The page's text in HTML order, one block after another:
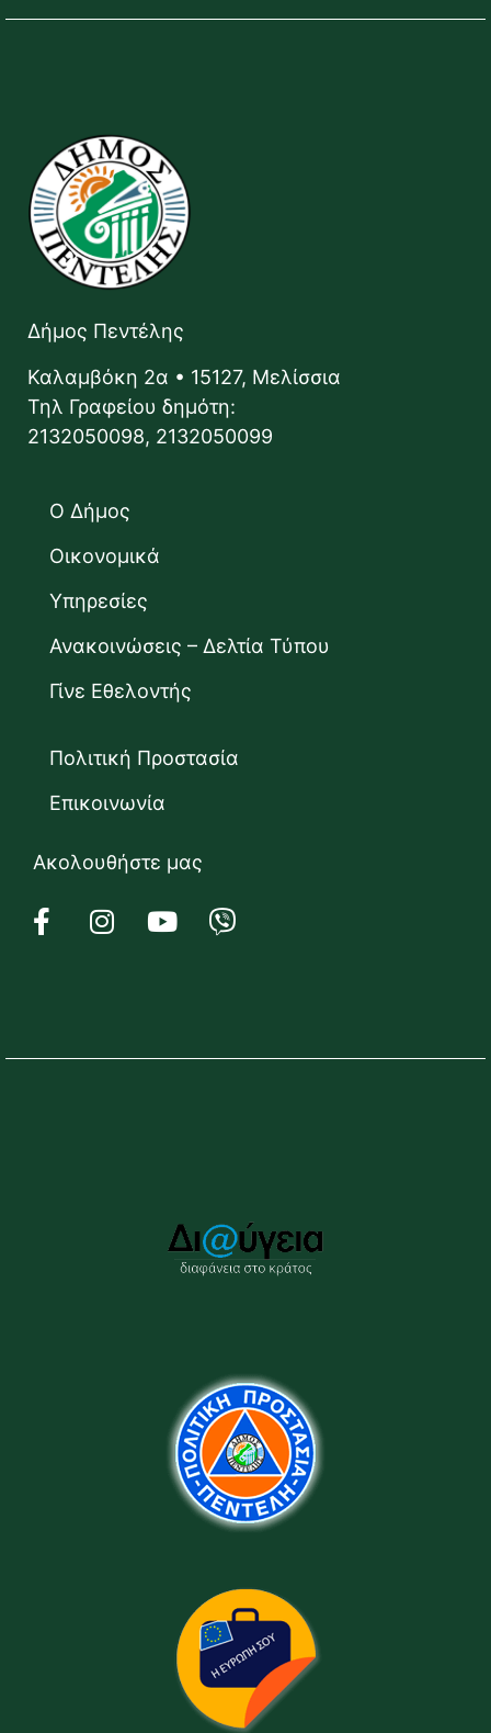
Δήμος Πεντέλης
Καλαμβόκη 2α • 15127, Μελίσσια
Τηλ Γραφείου δημότη:
2132050098, 2132050099
Ο Δήμος
Οικονομικά
Υπηρεσίες
Ανακοινώσεις – Δελτία Τύπου
Γίνε Εθελοντής
Πολιτική Προστασία
Επικοινωνία
Ακολουθήστε μας